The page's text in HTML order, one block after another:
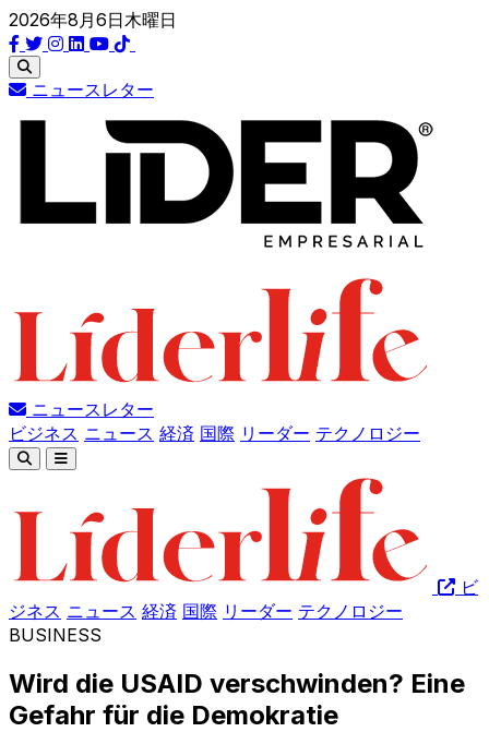
2026年8月6日木曜日
ニュースレター
ニュースレター
ビジネス ニュース 経済 国際 リーダー テクノロジー
ビ
ジネス ニュース 経済 国際 リーダー テクノロジー
BUSINESS
Wird die USAID verschwinden? Eine
Gefahr für die Demokratie